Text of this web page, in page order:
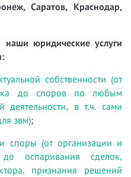
Саратов, Краснодар,
наши юридические услуги
собственности (от
до споров по любым
деятельности, в т.ч. сами
эвм);
споры (от организации и
оспаривания сделок,
признания решений